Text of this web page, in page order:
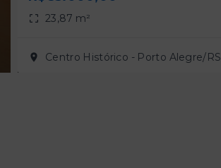
23,87 m²
Centro Histórico - Porto Alegre/RS